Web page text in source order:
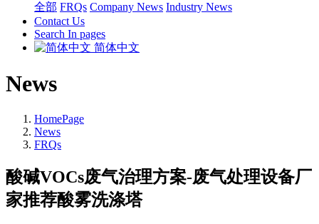
全部 FRQs Company News Industry News
Contact Us
Search In pages
简体中文
News
HomePage
News
FRQs
酸碱VOCs废气治理方案-废气处理设备厂
家推荐酸雾洗涤塔